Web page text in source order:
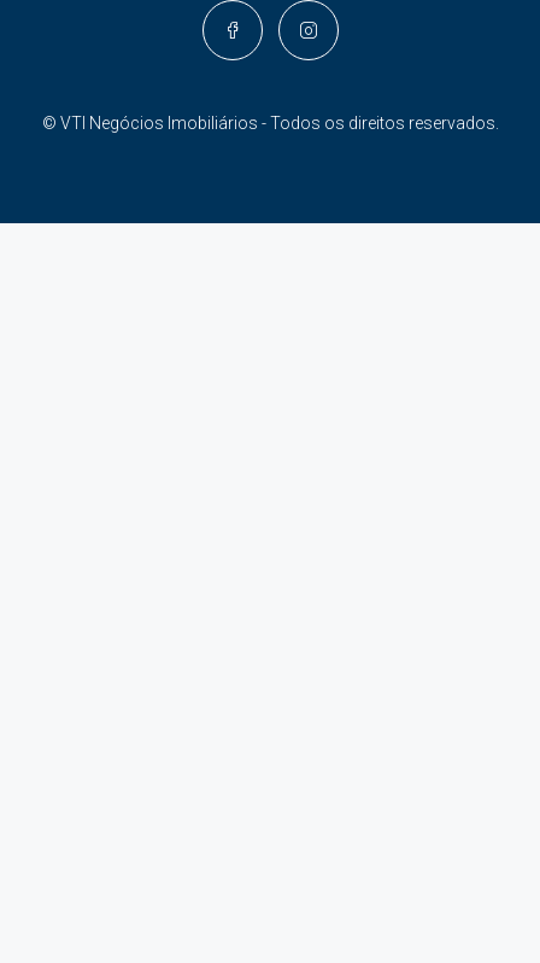
© VTI Negócios Imobiliários - Todos os direitos reservados.